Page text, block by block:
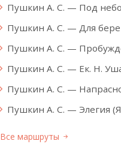
Пушкин А. С. — Под
Пушкин А. С. — Для
Пушкин А. С. —
Пушкин А. С. — Ек. Н.
Пушкин А. С. —
Пушкин А. С. — Элегия (Я
Все маршруты